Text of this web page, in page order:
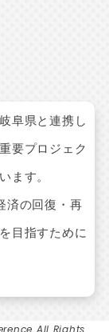
阜県と連携し
要プロジェク
ます。
済の回復・再
目指すために
All Rights